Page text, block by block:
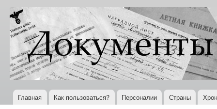
Документы
XX века
Всемирная
история в
Интернете
Главное меню
Главная Как пользоваться? Персоналии Страны